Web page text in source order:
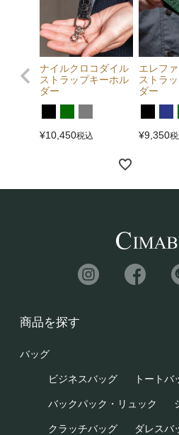
ナイルクロコダイル
ストラップキーホル
ダー
¥10,450税込
エレフ
ストラ
ダー
¥9,350
商品を探す
バッグ
ビジネスバッグ トートバ
バックパック・リュック
クラッチバッグ ダレスバ